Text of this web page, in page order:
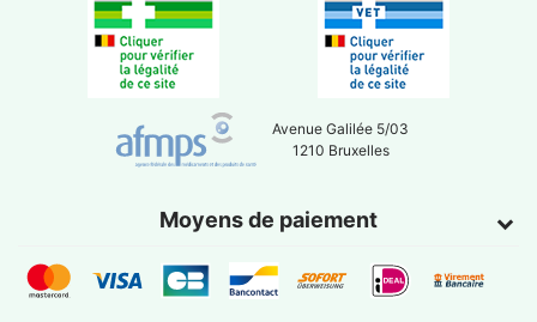
Avenue Galilée 5/03
1210 Bruxelles
Moyens de paiement